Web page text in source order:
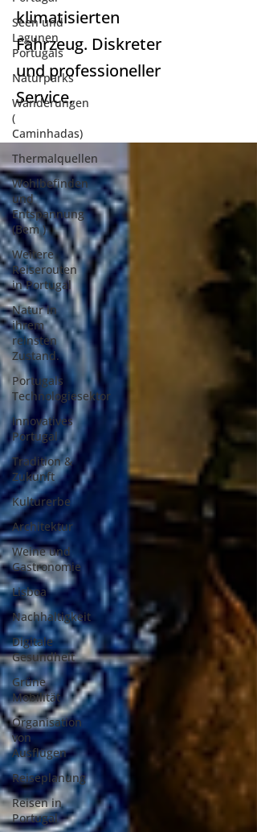
Seen und
Lagunen
Portugals
Naturparks
Wanderungen
(
Caminhadas)
Thermalquellen
Wohlbefinden
und
Entspannung
(Bem )
Weitere
Reiserouten
in Portugal
Natur in
ihrem
reinsten
Zustand.
Portugals
Technologiesektor
Innovatives
Portugal
Tradition &
Zukunft
Kulturerbe
Architektur
Weine und
Gastronomie
Lisboa
Nachhaltigkeit
Digitale
Gesundheit
Grüne
Mobilität
Organisation
von
Ausflügen
Reiseplanung
Reisen in
Portugal
klimatisierten
Fahrzeug. Diskreter
und professioneller
Service.